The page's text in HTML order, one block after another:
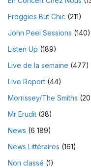
Froggies But Chic (211)
John Peel Sessions (140)
Listen Up (189)
Live de la semaine (477)
Live Report (44)
Morrissey/The Smiths
Mr Erudit (38)
News (6 189)
News Littéraires (161)
Non classé (1)